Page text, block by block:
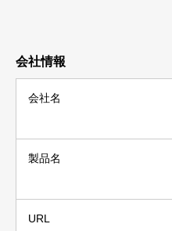
会社情報
会社名
製品名
URL